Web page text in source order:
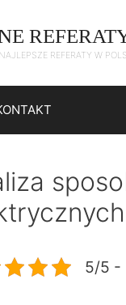
REFERATY W
5/5 -